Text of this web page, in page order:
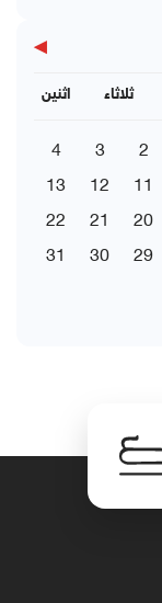
▶
اثنين ثلاثاء
2
3
4
11
12
13
20
21
22
29
30
31